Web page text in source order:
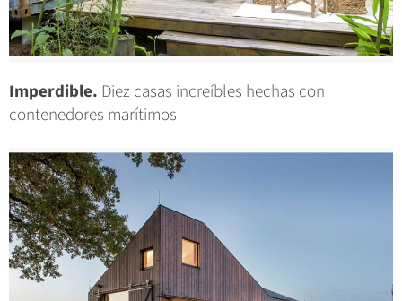
Imperdible. Diez casas increíbles hechas con
contenedores marítimos